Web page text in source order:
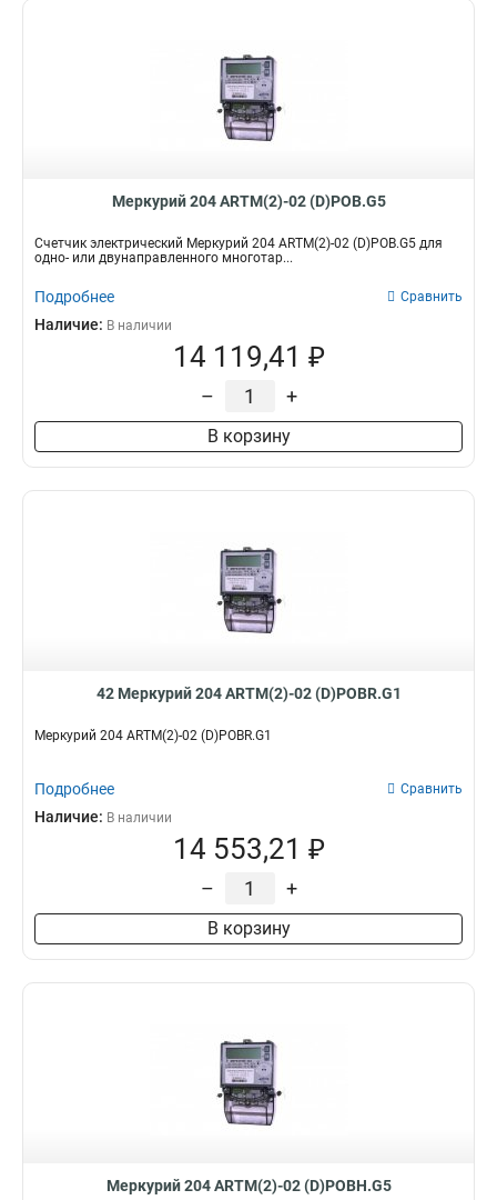
Меркурий 204 ARTM(2)-02 (D)POB.G5
Счетчик электрический Меркурий 204 ARTM(2)-02 (D)POB.G5 для
одно- или двунаправленного многотар...
Подробнее Сравнить
Наличие: В наличии
14 119,41 ₽
– +
В корзину
42 Меркурий 204 ARTM(2)-02 (D)POBR.G1
Меркурий 204 ARTM(2)-02 (D)POBR.G1
Подробнее Сравнить
Наличие: В наличии
14 553,21 ₽
– +
В корзину
Меркурий 204 ARTM(2)-02 (D)POBH.G5